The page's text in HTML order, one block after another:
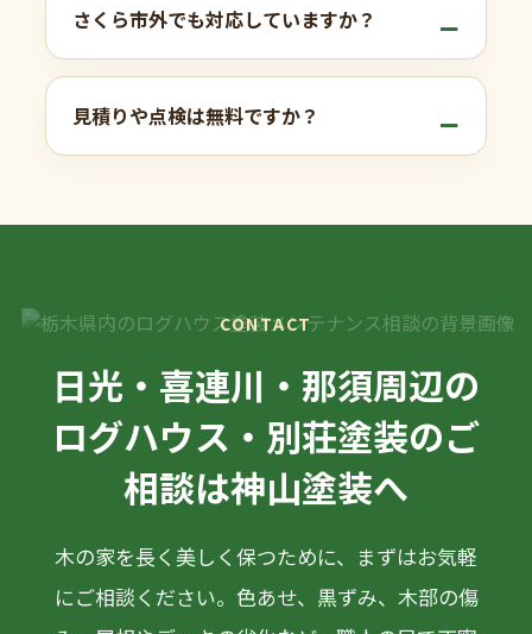
さくら市外でも対応していますか？
見積りや点検は無料ですか？
CONTACT
日光・喜連川・那須周辺の
ログハウス・別荘塗装のご
相談は神山塗装へ
木の家を長く美しく保つために、まずはお気軽
にご相談ください。色あせ、黒ずみ、木部の傷